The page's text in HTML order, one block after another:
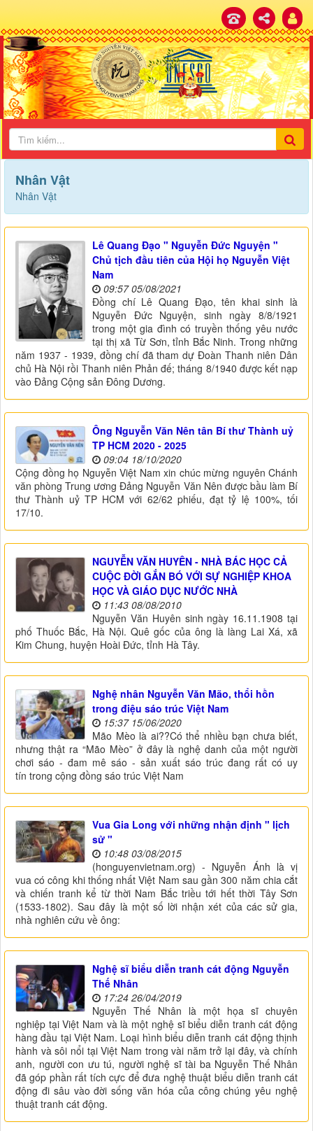
Nhân Vật
Nhân Vật
Lê Quang Đạo " Nguyễn Đức Nguyện "
Chủ tịch đầu tiên của Hội họ Nguyễn Việt
Nam
09:57 05/08/2021
Đồng chí Lê Quang Đạo, tên khai sinh là
Nguyễn Đức Nguyện, sinh ngày 8/8/1921
trong một gia đình có truyền thống yêu nước
tại thị xã Từ Sơn, tỉnh Bắc Ninh. Trong những
năm 1937 - 1939, đồng chí đã tham dự Đoàn Thanh niên Dân
chủ Hà Nội rồi Thanh niên Phản đế; tháng 8/1940 được kết nạp
vào Đảng Cộng sản Đông Dương.
Ông Nguyễn Văn Nên tân Bí thư Thành uỷ
TP HCM 2020 - 2025
09:04 18/10/2020
Cộng đồng họ Nguyễn Việt Nam xin chúc mừng nguyên Chánh
văn phòng Trung ương Đảng Nguyễn Văn Nên được bầu làm Bí
thư Thành uỷ TP HCM với 62/62 phiếu, đạt tỷ lệ 100%, tối
17/10.
NGUYỄN VĂN HUYÊN - NHÀ BÁC HỌC CẢ
CUỘC ĐỜI GẮN BÓ VỚI SỰ NGHIỆP KHOA
HỌC VÀ GIÁO DỤC NƯỚC NHÀ
11:43 08/08/2010
Nguyễn Văn Huyên sinh ngày 16.11.1908 tại
phố Thuốc Bắc, Hà Nội. Quê gốc của ông là làng Lai Xá, xã
Kim Chung, huyện Hoài Đức, tỉnh Hà Tây.
Nghệ nhân Nguyễn Văn Mão, thổi hồn
trong điệu sáo trúc Việt Nam
15:37 15/06/2020
Mão Mèo là ai??Có thể nhiều bạn chưa biết,
nhưng thật ra “Mão Mèo” ở đây là nghệ danh của một người
chơi sáo - đam mê sáo - sản xuất sáo trúc đang rất có uy
tín trong cộng đồng sáo trúc Việt Nam
Vua Gia Long với những nhận định " lịch
sử "
10:48 03/08/2015
(honguyenvietnam.org) - Nguyễn Ánh là vị
vua có công khi thống nhất Việt Nam sau gần 300 năm chia cắt
và chiến tranh kể từ thời Nam Bắc triều tới hết thời Tây Sơn
(1533-1802). Sau đây là một số lời nhận xét của các sử gia,
nhà nghiên cứu về ông:
Nghệ sĩ biểu diễn tranh cát động Nguyễn
Thế Nhân
17:24 26/04/2019
Nguyễn Thế Nhân là một họa sĩ chuyên
nghiệp tại Việt Nam và là một nghệ sĩ biểu diễn tranh cát động
hàng đầu tại Việt Nam. Loại hình biểu diễn tranh cát động thịnh
hành và sôi nổi tại Việt Nam trong vài năm trở lại đây, và chính
anh, người con ưu tú, người nghệ sĩ tài ba Nguyễn Thế Nhân
đã góp phần rất tích cực để đưa nghệ thuật biểu diễn tranh cát
động đi sâu vào đời sống văn hóa của công chúng yêu nghệ
thuật tranh cát động.